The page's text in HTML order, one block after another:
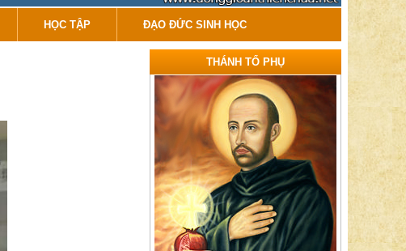
HỌC TẬP ĐẠO ĐỨC SINH HỌC
THÁNH TỔ PHỤ